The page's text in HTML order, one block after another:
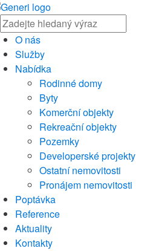
O nás
Služby
Nabídka
Rodinné domy
Byty
Komerční objekty
Rekreační objekty
Pozemky
Developerské projekty
Ostatní nemovitosti
Pronájem nemovitosti
Poptávka
Reference
Aktuality
Kontakty